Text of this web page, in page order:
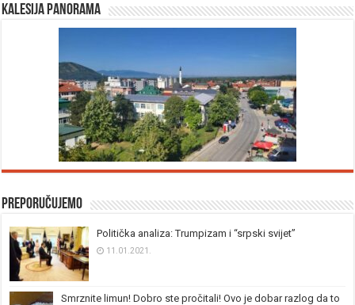
Kalesija panorama
Preporučujemo
Politička analiza: Trumpizam i “srpski svijet”
11.01.2021.
Smrznite limun! Dobro ste pročitali! Ovo je dobar razlog da to